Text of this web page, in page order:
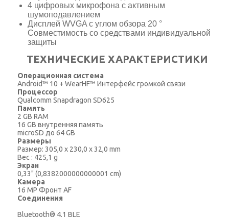
4 цифровых микрофона с активным
шумоподавлением
Дисплей WVGA с углом обзора 20 °
Совместимость со средствами индивидуальной
защиты
ТЕХНИЧЕСКИЕ ХАРАКТЕРИСТИКИ
Операционная система
Android™ 10 + WearHF™ Интерфейс громкой связи
Процессор
Qualcomm Snapdragon SD625
Память
2 GB RAM
16 GB внутренняя память
microSD до 64 GB
Размеры
Размер: 305,0 x 230,0 x 32,0 mm
Вес : 425,1 g
Экран
0,33" (0,8382000000000001 cm)
Камера
16 MP Фронт AF
Соединения
Bluetooth® 4.1 BLE